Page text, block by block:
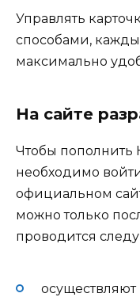
Управлять
способами,
максимально
На сайте
Чтобы пополнить
необходимо
официальном
можно только
проводится
осуществляют